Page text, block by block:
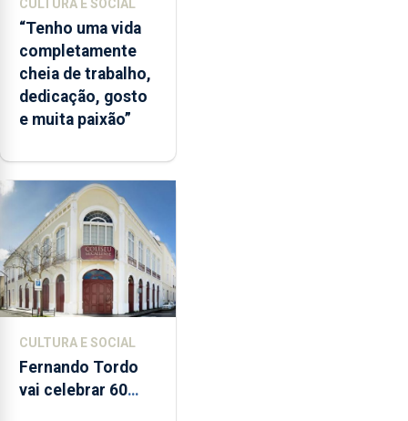
CULTURA E SOCIAL
“Tenho uma vida
completamente
cheia de trabalho,
dedicação, gosto
e muita paixão”
CULTURA E SOCIAL
Fernando Tordo
vai celebrar 60